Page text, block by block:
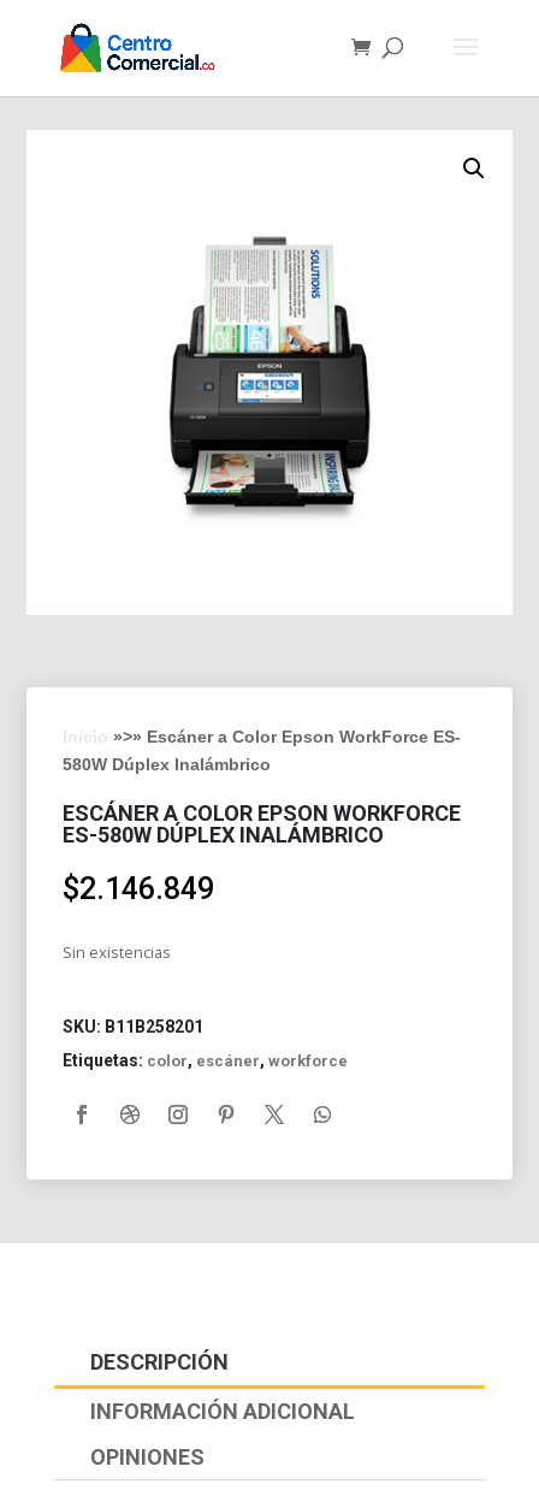
»>» Escáner a Color Epson WorkForce ES-
580W Dúplex Inalámbrico
ESCÁNER A COLOR EPSON WORKFORCE
ES-580W DÚPLEX INALÁMBRICO
$2.146.849
Sin existencias
SKU: B11B258201
Etiquetas: color, escáner,workforce
DESCRIPCIÓN
INFORMACIÓN ADICIONAL
OPINIONES